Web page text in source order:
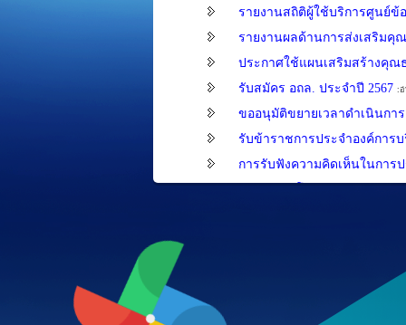
รายงานสถิติผู้ใช้บริการศูนย์ข้
รายงานผลด้านการส่งเสริมคุ
ประกาศใช้แผนเสริมสร้างคุณ
รับสมัคร อถล. ประจำปี 2567 :อ่
ขออนุมัติขยายเวลาดำเนินก
รับข้าราชการประจำองค์กา
การรับฟังความคิดเห็นในกา